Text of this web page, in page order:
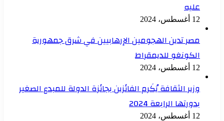
عليه
12 أغسطس، 2024
مصر تدين الهجومين الإرهابيين في شرق جمهورية
الكونغو للديمقراط
12 أغسطس، 2024
وزير الثقافة يُكَرم الفائزين بجائزة الدولة للمبدع الصغير
بدورتها الرابعة 2024
12 أغسطس، 2024